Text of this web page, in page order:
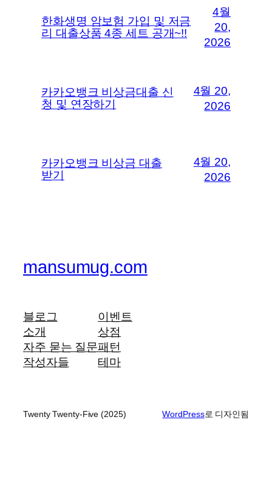
한화생명 암보험 가입 및 저금
리 대출상품 4종 세트 공개~!!
4월
20,
2026
카카오뱅크 비상금대출 신
청 및 연장하기
4월 20,
2026
카카오뱅크 비상금 대출
받기
4월 20,
2026
mansumug.com
블로그
소개
자주 묻는 질문
작성자들
이벤트
상점
패턴
테마
Twenty Twenty-Five (2025) WordPress로 디자인됨